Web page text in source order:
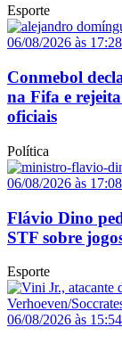
Esporte
06/08/2026 às 17:28
Conmebol
na Fifa e
oficiais
Política
06/08/2026 às 17:08
Flávio Dino
STF sobre
Esporte
06/08/2026 às 15:54